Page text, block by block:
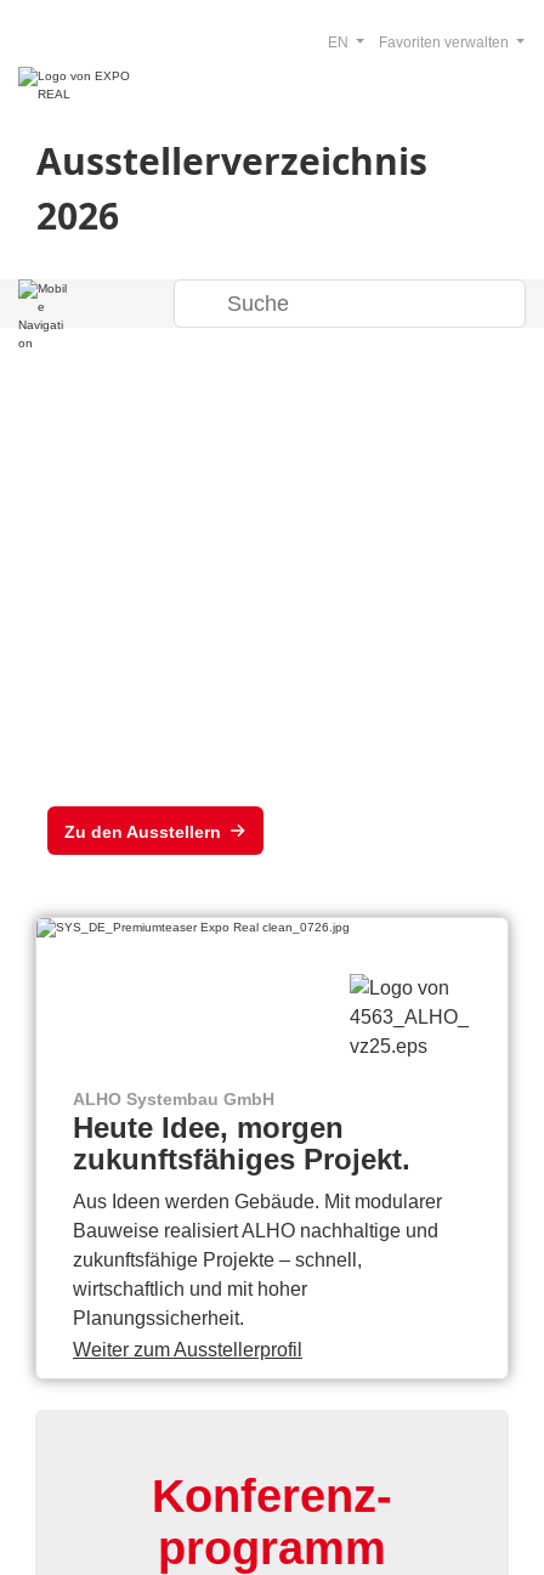
Ausstellerverzeichnis
2026
Favoriten verwalten
EN
Zu den Ausstellern
ALHO Systembau GmbH
Heute Idee, morgen
zukunftsfähiges Projekt.
Aus Ideen werden Gebäude. Mit modularer
Bauweise realisiert ALHO nachhaltige und
zukunftsfähige Projekte – schnell,
wirtschaftlich und mit hoher
Planungssicherheit.
Weiter zum Ausstellerprofil
Konferenz-
programm